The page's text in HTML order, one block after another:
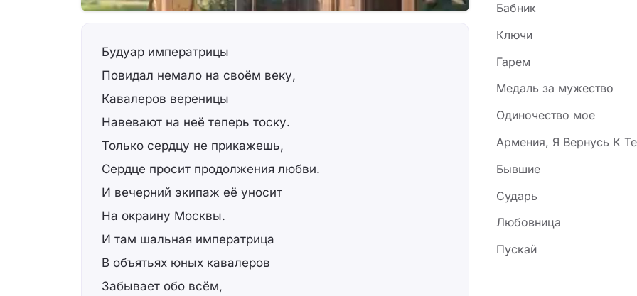
Будуар императрицы
Повидал немало на своём веку,
Кавалеров вереницы
Навевают на неё теперь тоску.
Только сердцу не прикажешь,
Сердце просит продолжения любви.
И вечерний экипаж её уносит
На окраину Москвы.
И там шальная императрица
В объятьях юных кавалеров
Забывает обо всём,
Бабник
Ключи
Гарем
Медаль за мужество
Одиночество мое
Армения, Я Вернусь К
Бывшие
Сударь
Любовница
Пускай